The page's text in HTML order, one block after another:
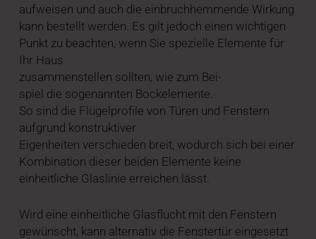
aufweisen und auch die einbruchhemmende Wirkung
kann bestellt werden. Es gilt jedoch einen wichtigen
Punkt zu beachten, wenn Sie spezielle Elemente für
Ihr Haus
zusammenstellen sollten, wie zum Bei-
spiel die sogenannten Bockelemente.
So sind die Flügelprofile von Türen und Fenstern
aufgrund konstruktiver
Eigenheiten verschieden breit, wodurch sich bei einer
Kombination dieser beiden Elemente keine
einheitliche Glaslinie erreichen lässt.
Wird eine einheitliche Glasflucht mit den Fenstern
gewünscht, kann alternativ die Fenstertür eingesetzt